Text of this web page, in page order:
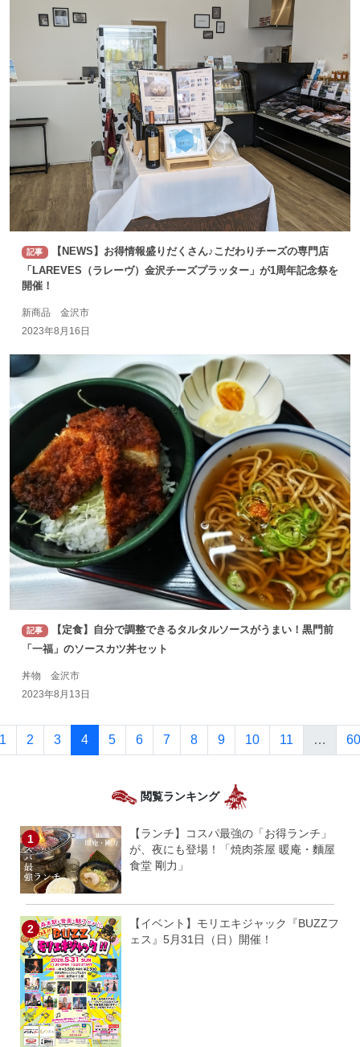
記事
【NEWS】お得情報盛りだくさん♪こだわりチーズの専門店
「LAREVES（ラレーヴ）金沢チーズプラッター」が1周年記念祭を
開催！
新商品 金沢市
2023年8月16日
記事
【定食】自分で調整できるタルタルソースがうまい！黒門前
「一福」のソースカツ丼セット
丼物 金沢市
2023年8月13日
1 2 3 4 5 6 7 8 9 10 11 … 60
閲覧ランキング
【ランチ】コスパ最強の「お得ランチ」
が、夜にも登場！「焼肉茶屋 暖庵・麵屋
食堂 剛力」
【イベント】モリエキジャック『BUZZフ
ェス』5月31日（日）開催！